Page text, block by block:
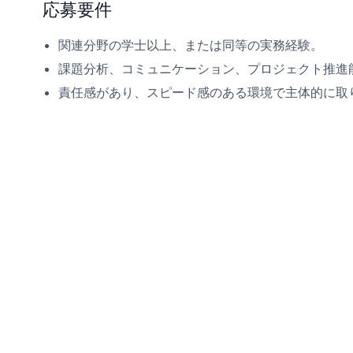
応募要件
関連分野の学士以上、または同等の実務経験。
課題分析、コミュニケーション、プロジェクト推進
責任感があり、スピード感のある環境で主体的に取